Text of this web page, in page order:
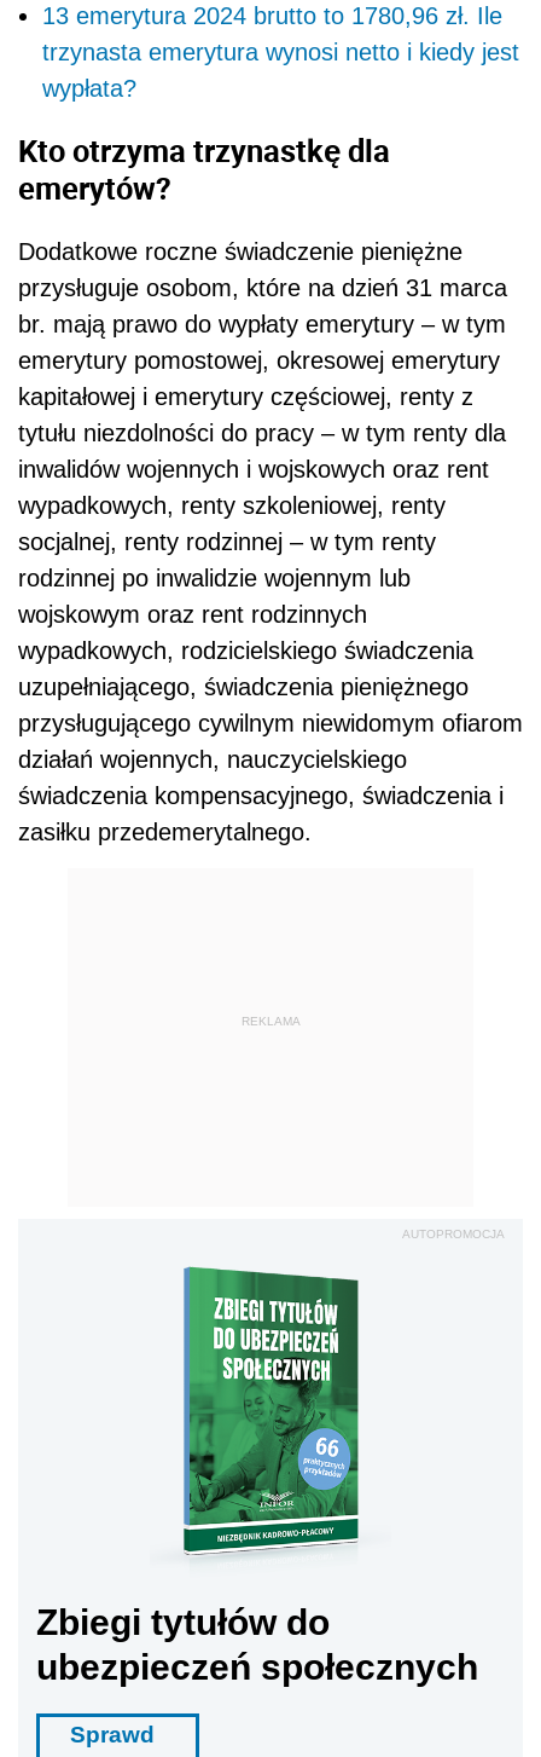
13 emerytura 2024 brutto to 1780,96 zł. Ile
trzynasta emerytura wynosi netto i kiedy jest
wypłata?
Kto otrzyma trzynastkę dla
emerytów?
Dodatkowe roczne świadczenie pieniężne
przysługuje osobom, które na dzień 31 marca
br. mają prawo do wypłaty emerytury – w tym
emerytury pomostowej, okresowej emerytury
kapitałowej i emerytury częściowej, renty z
tytułu niezdolności do pracy – w tym renty dla
inwalidów wojennych i wojskowych oraz rent
wypadkowych, renty szkoleniowej, renty
socjalnej, renty rodzinnej – w tym renty
rodzinnej po inwalidzie wojennym lub
wojskowym oraz rent rodzinnych
wypadkowych, rodzicielskiego świadczenia
uzupełniającego, świadczenia pieniężnego
przysługującego cywilnym niewidomym ofiarom
działań wojennych, nauczycielskiego
świadczenia kompensacyjnego, świadczenia i
zasiłku przedemerytalnego.
REKLAMA
AUTOPROMOCJA
Zbiegi tytułów do
ubezpieczeń społecznych
Sprawd